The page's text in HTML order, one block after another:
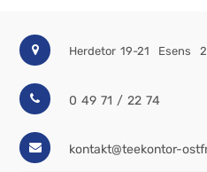
Herdetor 19-21 Esens
0 49 71 / 22 74
kontakt@teekontor-